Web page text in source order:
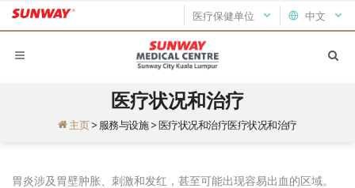
中文
医疗保健单位
医疗状况和治疗
主页 > 服務与设施 > 医疗状况和治疗医疗状况和治疗
胃炎涉及胃壁肿胀、刺激和发红，甚至可能出现容易出血的区域。